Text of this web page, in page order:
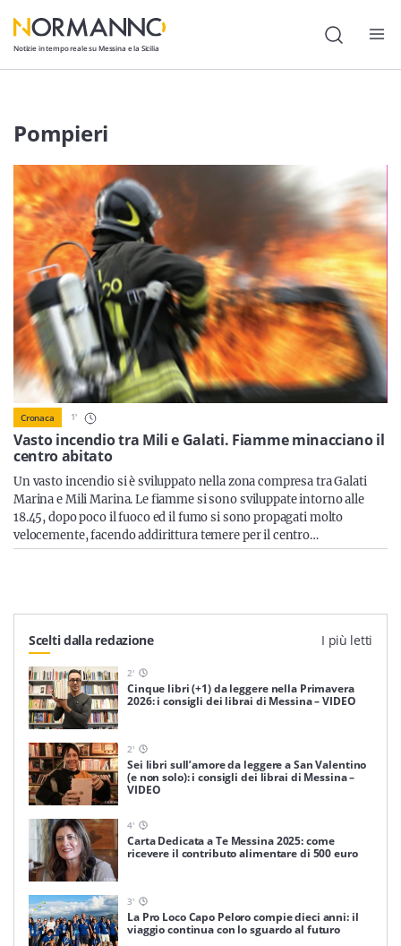
Notizie in tempo reale su Messina e la Sicilia
Attualità
Cronaca
Politica
Cultura
Lavoro
Società
Economia
Sport
Sicilia
Servizi
nostra newsletter
Iscriviti
Pompieri
Vasto incendio tra Mili e Galati. Fiamme minacciano il
centro abitato
Cronaca 1'
Un vasto incendio si è sviluppato nella zona compresa tra Galati
Marina e Mili Marina. Le fiamme si sono sviluppate intorno alle
18.45, dopo poco il fuoco ed il fumo si sono propagati molto
velocemente, facendo addirittura temere per il centro…
Scelti dalla redazione I più letti
2'
Cinque libri (+1) da leggere nella Primavera
2026: i consigli dei librai di Messina – VIDEO
2'
Sei libri sull’amore da leggere a San Valentino
(e non solo): i consigli dei librai di Messina –
VIDEO
4'
Carta Dedicata a Te Messina 2025: come
ricevere il contributo alimentare di 500 euro
3'
La Pro Loco Capo Peloro compie dieci anni: il
viaggio continua con lo sguardo al futuro